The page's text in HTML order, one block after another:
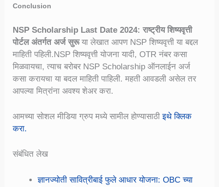
Conclusion
NSP Scholarship Last Date 2024: राष्ट्रीय शिष्यवृत्ती
पोर्टल अंतर्गत अर्ज सुरूया लेखात आपण NSP शिष्यवृत्ती या बद्दल
माहिती पहिली.NSP शिष्यवृत्ती योजना यादी, OTR नंबर कसा
मिळवायचा, त्याच बरोबर NSP Scholarship ऑनलाईन अर्ज
कसा करायचा या बदल माहिती पाहिली. महती आवडली असेल तर
आपल्या मित्रांना अवश्य शेअर करा.
आमच्या सोशल मीडिया ग्रुप मध्ये सामील होण्यासाठीइथे क्लिक
करा.
संबंधित लेख
ज्ञानज्योती सावित्रीबाई फुले आधार योजना: OBC च्या